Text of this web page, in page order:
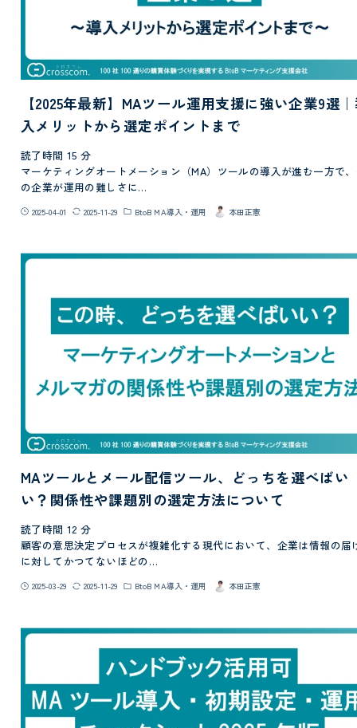
【2025年最新】MAツール運用支援に強い企業9選
入メリットから選定ポイントまで
読了時間 15 分
マーケティングオートメーション（MA）ツールの導入が進む一方で
の企業が運用の難しさに…
2025-04-01 2025-11-29 BtoB MA導入・運用 本田正憲
MAツールとメール配信ツール、どっちを選べばい
い？関係性や課題別の選定方法について
読了時間 12 分
顧客の意思決定プロセスが複雑化する現代において、企業は情報の届
に対してかつてないほどの…
2025-03-29 2025-11-29 BtoB MA導入・運用 本田正憲